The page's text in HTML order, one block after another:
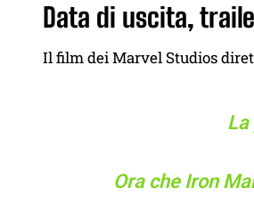
Data di uscita,
Il film dei Marvel Studios
Ora che Iron